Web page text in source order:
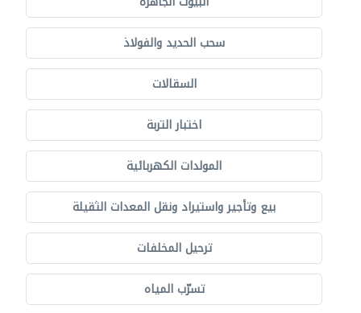
سحب الحديد والفولاذ
السقالات
اختبار التربة
المولدات الكهربائية
بيع وتأجير واستيراد ونقل المعدات الثقيلة
ترحيل المخلفات
تسرّب المياه